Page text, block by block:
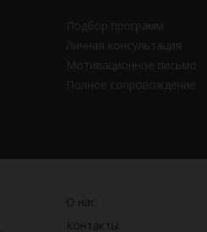
Подбор программ
Личная консультация
Мотивационное письмо
Полное сопровождение
О нас
Контакты